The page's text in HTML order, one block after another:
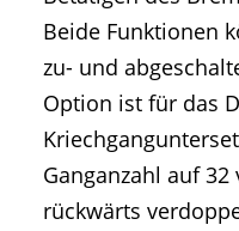
Beide Funktionen
zu- und
Option ist für das
Ganganzahl auf
rückwärts